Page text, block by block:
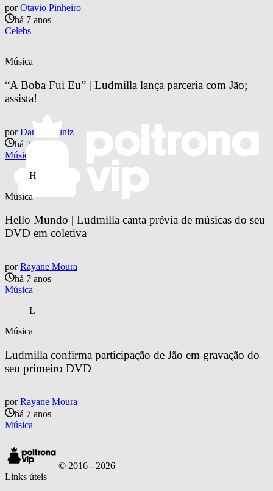
por Otavio Pinheiro
há 7 anos
Celebs
Música
“A Boba Fui Eu” | Ludmilla lança parceria com Jão;
assista!
por Danilo Muniz
há 7 anos
Música
H
Música
Hello Mundo | Ludmilla canta prévia de músicas do seu
DVD em coletiva
por Rayane Moura
há 7 anos
Música
L
Música
Ludmilla confirma participação de Jão em gravação do
seu primeiro DVD
por Rayane Moura
há 7 anos
Música
© 2016 - 2026
Links úteis